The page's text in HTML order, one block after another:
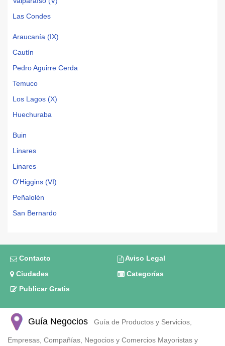
Las Condes
Araucanía (IX)
Cautín
Pedro Aguirre Cerda
Temuco
Los Lagos (X)
Huechuraba
Buin
Linares
Linares
O'Higgins (VI)
Peñalolén
San Bernardo
Contacto
Aviso Legal
Ciudades
Categorías
Publicar Gratis
Guía Negocios Guía de Productos y Servicios,
Empresas, Compañías, Negocios y Comercios Mayoristas y